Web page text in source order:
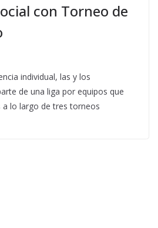
con Torneo de
individual, las y los
de una liga por equipos que
lo largo de tres torneos